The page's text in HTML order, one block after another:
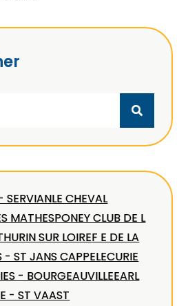
SERVIANLE CHEVAL
MATHESPONEY CLUB DE L
SUR LOIREF E DE LA
- ST JANS CAPPELECURIE
- BOURGEAUVILLEEARL
- ST VAAST